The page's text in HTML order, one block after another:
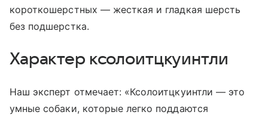
короткошерстных — жесткая и гладкая шерсть
без подшерстка.
Характер ксолоитцкуинтли
Наш эксперт отмечает: «Ксолоитцкуинтли — это
умные собаки, которые легко поддаются